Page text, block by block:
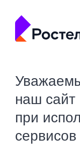
наш сайт
при
сервисов